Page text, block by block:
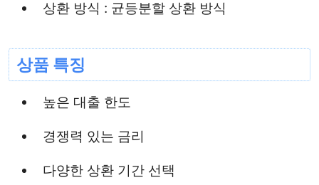
상환 방식 : 균등분할 상환 방식
상품 특징
높은 대출 한도
경쟁력 있는 금리
다양한 상환 기간 선택